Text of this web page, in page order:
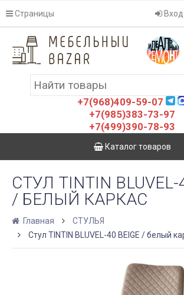
Страницы Вход
+7(968)409-59-07
+7(985)383-73-97
+7(499)390-78-93
Каталог товаров
СТУЛ TINTIN BLUVEL-
/ БЕЛЫЙ КАРКАС
Главная
СТУЛЬЯ
Стул TINTIN BLUVEL-40 BEIGE / белый